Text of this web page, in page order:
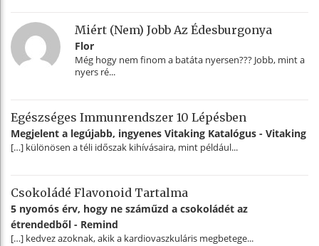
Miért (nem) Jobb Az Édesburgonya
Flor
Még hogy nem finom a batáta nyersen??? Jobb, mint a
nyers ré...
Egészséges Immunrendszer 10 Lépésben
Megjelent a legújabb, ingyenes Vitaking Katalógus - Vitaking
[…] különösen a téli időszak kihívásaira, mint például...
Csokoládé Flavonoid Tartalma
5 nyomós érv, hogy ne száműzd a csokoládét az
étrendedből - Remind
[…] kedvez azoknak, akik a kardiovaszkuláris megbetege...